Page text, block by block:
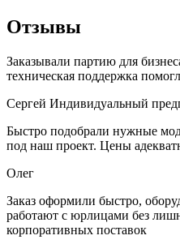
Отзывы
Заказывали партию для
техническая поддержка
Сергей Индивидуальный
Быстро подобрали нужные
под наш проект. Цены
Олег
Заказ оформили быстро,
работают с юрлицами без
корпоративных поставок